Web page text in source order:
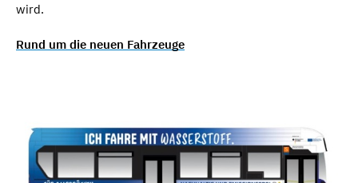
wird.
Rund um die neuen Fahrzeuge